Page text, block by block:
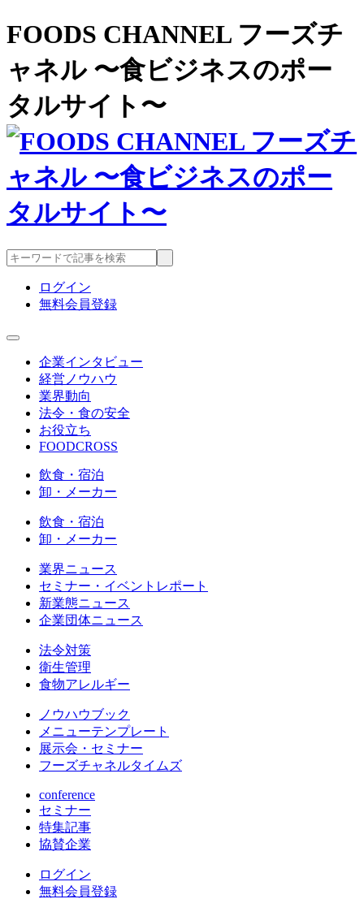
FOODS CHANNEL フーズチ
ャネル 〜食ビジネスのポー
タルサイト〜
ログイン
無料会員登録
企業インタビュー
経営ノウハウ
業界動向
法令・食の安全
お役立ち
FOODCROSS
飲食・宿泊
卸・メーカー
飲食・宿泊
卸・メーカー
業界ニュース
セミナー・イベントレポート
新業態ニュース
企業団体ニュース
法令対策
衛生管理
食物アレルギー
ノウハウブック
メニューテンプレート
展示会・セミナー
フーズチャネルタイムズ
conference
セミナー
特集記事
協賛企業
ログイン
無料会員登録